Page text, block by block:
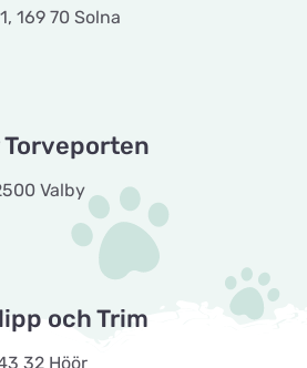
D
3
Titta på kartan
Titta på kartan
169 70 Solna
Torveporten
Valby
och Trim
32 Höör